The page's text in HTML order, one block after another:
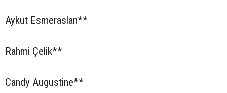
Aykut Esmeraslan**
Rahmi Çelik**
Candy Augustine**